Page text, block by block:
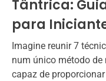
Tântrica:
para
Imagine reunir 7
num único método
capaz de